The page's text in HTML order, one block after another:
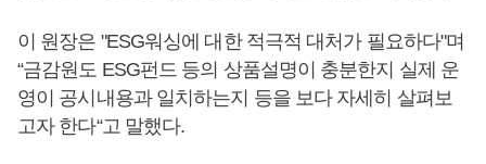
이 원장은 "ESG워싱에 대한 적극적 대처가 필요하다"며
“금감원도 ESG펀드 등의 상품설명이 충분한지 실제 운
영이 공시내용과 일치하는지 등을 보다 자세히 살펴보
고자 한다“고 말했다.